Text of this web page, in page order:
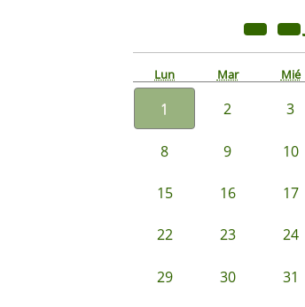
Lun Mar Mié
1 2 3
8 9 10
15 16 17
22 23 24
29 30 31